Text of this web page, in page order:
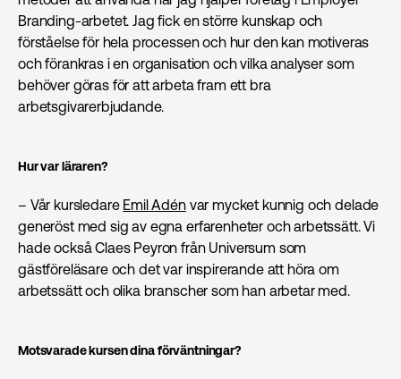
Branding-arbetet. Jag fick en större kunskap och
förståelse för hela processen och hur den kan motiveras
och förankras i en organisation och vilka analyser som
behöver göras för att arbeta fram ett bra
arbetsgivarerbjudande.
Hur var läraren?
– Vår kursledare Emil Adénvar mycket kunnig och delade
generöst med sig av egna erfarenheter och arbetssätt. Vi
hade också Claes Peyron från Universum som
gästföreläsare och det var inspirerande att höra om
arbetssätt och olika branscher som han arbetar med.
Motsvarade kursen dina förväntningar?